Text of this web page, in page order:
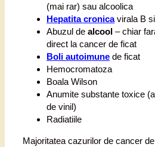
(mai rar) sau alcoolica
Hepatita cronicavirala B
Abuzul de alcool – chiar
direct la cancer de ficat
Boli autoimune de ficat
Hemocromatoza
Boala Wilson
Anumite substante toxice
de vinil)
Radiatiile
Majoritatea cazurilor de cancer